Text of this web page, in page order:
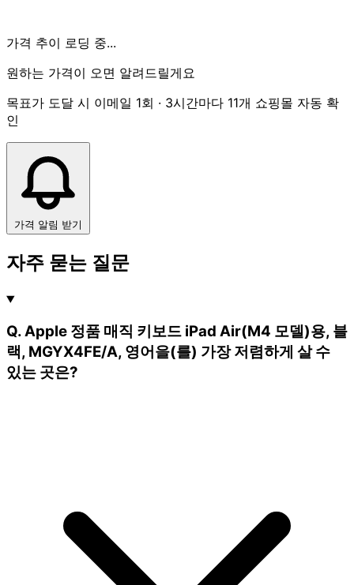
가격 추이 로딩 중...
원하는 가격이 오면 알려드릴게요
목표가 도달 시 이메일 1회 · 3시간마다 11개 쇼핑몰 자동 확
인
가격 알림 받기
자주 묻는 질문
Q. Apple 정품 매직 키보드 iPad Air(M4 모델)용, 블
랙, MGYX4FE/A, 영어을(를) 가장 저렴하게 살 수
있는 곳은?